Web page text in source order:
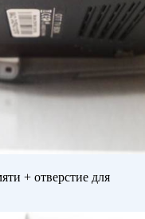
+ отверстие для